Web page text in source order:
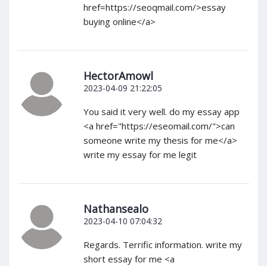
href=https://seoqmail.com/>essay
buying online</a>
HectorAmowl
2023-04-09 21:22:05
You said it very well. do my essay app
<a href="https://eseomail.com/">can
someone write my thesis for me</a>
write my essay for me legit
Nathansealo
2023-04-10 07:04:32
Regards. Terrific information. write my
short essay for me <a